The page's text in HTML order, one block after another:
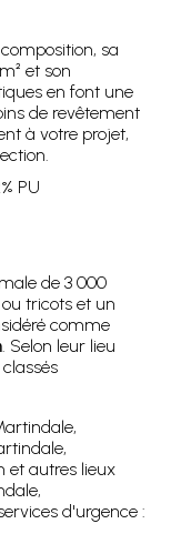
sa
et son
en font une
de revêtement
à votre projet,
PU
de 3 000
tricots et un
comme
. Selon leur lieu
et autres lieux
d'urgence :